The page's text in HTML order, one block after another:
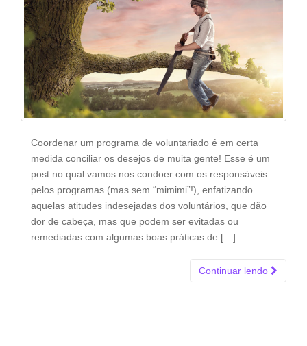
Coordenar um programa de voluntariado é em certa
medida conciliar os desejos de muita gente! Esse é um
post no qual vamos nos condoer com os responsáveis
pelos programas (mas sem “mimimi”!), enfatizando
aquelas atitudes indesejadas dos voluntários, que dão
dor de cabeça, mas que podem ser evitadas ou
remediadas com algumas boas práticas de […]
Continuar lendo